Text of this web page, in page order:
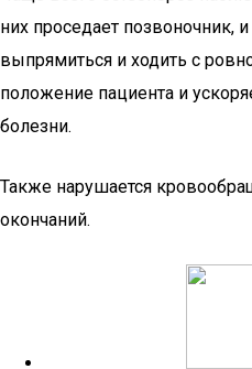
них проседает позвоночник,
выпрямиться и ходить с
положение пациента и
болезни.
Также нарушается
окончаний.